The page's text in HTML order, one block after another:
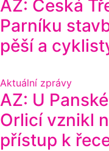
AZ: Česká
Parníku
pěší a
Aktuální zprávy
AZ: U
Orlicí vznikl
přístup k